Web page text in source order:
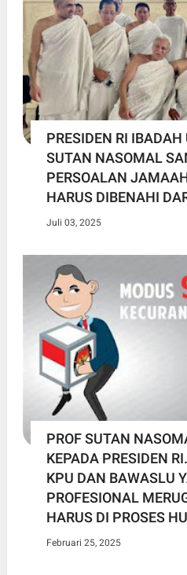
PRESIDEN RI
SUTAN NASOMAL
PERSOALAN
HARUS DIBENAHI
Juli 03, 2025
PROF SUTAN
KEPADA PRESIDEN
KPU DAN BAWASLU
PROFESIONAL
HARUS DI PROSES
Februari 25, 2025